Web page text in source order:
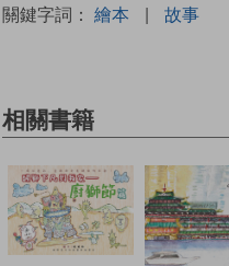
關鍵字詞： 繪本 | 故事
相關書籍